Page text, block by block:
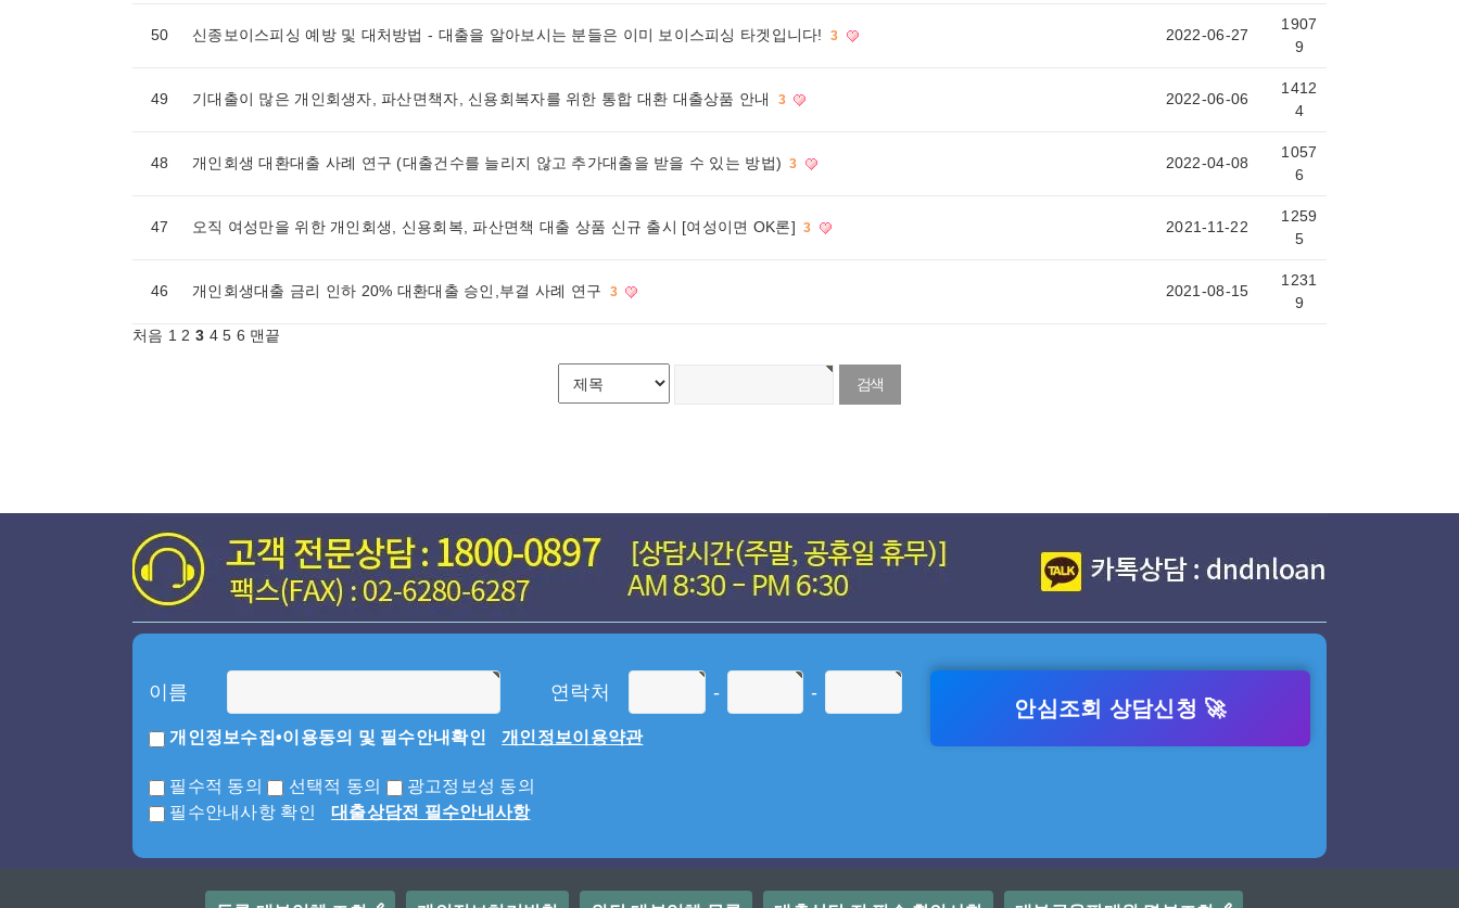
50 신종보이스피싱 예방 및 대처방법 - 대출을 알아보시는 분들은 이미 보이스피싱 타겟입니다! 3 2022-06-27
1907
9
49 기대출이 많은 개인회생자, 파산면책자, 신용회복자를 위한 통합 대환 대출상품 안내 3 2022-06-06
1412
4
48 개인회생 대환대출 사례 연구 (대출건수를 늘리지 않고 추가대출을 받을 수 있는 방법) 3 2022-04-08
1057
6
47 오직 여성만을 위한 개인회생, 신용회복, 파산면책 대출 상품 신규 출시 [여성이면 OK론] 3 2021-11-22
1259
5
46 개인회생대출 금리 인하 20% 대환대출 승인,부결 사례 연구 3 2021-08-15
1231
9
처음 1 2 3 4 5 6 맨끝
이름 연락처 - -
개인정보수집•이용동의 및 필수안내확인 개인정보이용약관
필수적 동의 선택적 동의
광고정보성 동의
필수안내사항 확인
대출상담전 필수안내사항
안심조회 상담신청 🚀